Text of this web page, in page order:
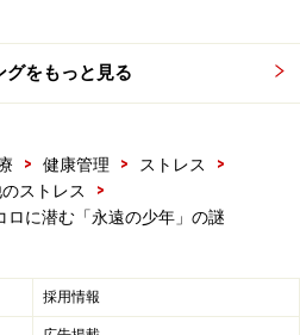
グをもっと見る
> 健康管理 > ストレス
>
ストレス
>
ロに潜む「永遠の少年」の謎
採用情報